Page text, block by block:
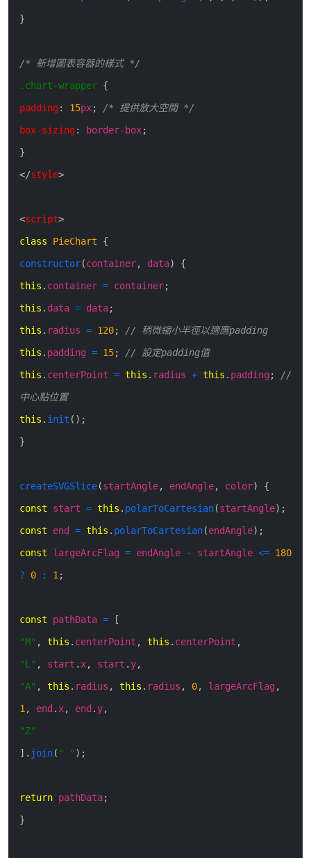
}
/* 新增圖表容器的樣式 */
.chart-wrapper {
padding: 15px;
/* 提供放大空間 */
box-sizing: border-box;
}
</style>
<script>
class
PieChart
{
constructor(container, data)
{
this . container = container;
this . data = data;
this . radius = 120;
// 稍微縮小半徑以適應padding
this . padding = 15;
// 設定padding值
this . centerPoint = this . radius + this . padding ;
//
中心點位置
this . init ( ) ;
}
createSVGSlice(startAngle, endAngle, color)
{
const start = this . polarToCartesian(startAngle) ;
const end = this . polarToCartesian(endAngle) ;
const largeArcFlag = endAngle - startAngle <= 180
?
0 : 1 ;
const pathData =
[
"M" , this . centerPoint , this . centerPoint ,
"L" , start . x, start . y,
"A" , this . radius , this . radius , 0, largeArcFlag ,
1 , end . x, end . y,
"Z"
] . join( " " ) ;
return pathData;
}